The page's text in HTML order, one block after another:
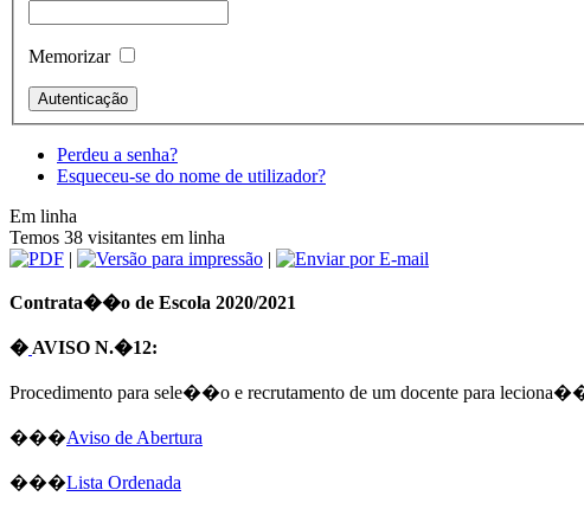
Memorizar
Perdeu a senha?
Esqueceu-se do nome de utilizador?
Em linha
Temos 38 visitantes em linha
|
|
Contrata��o de Escola 2020/2021
� AVISO N.�12:
Procedimento para sele��o e recrutamento de um docente para
���Aviso de Abertura
���Lista Ordenada